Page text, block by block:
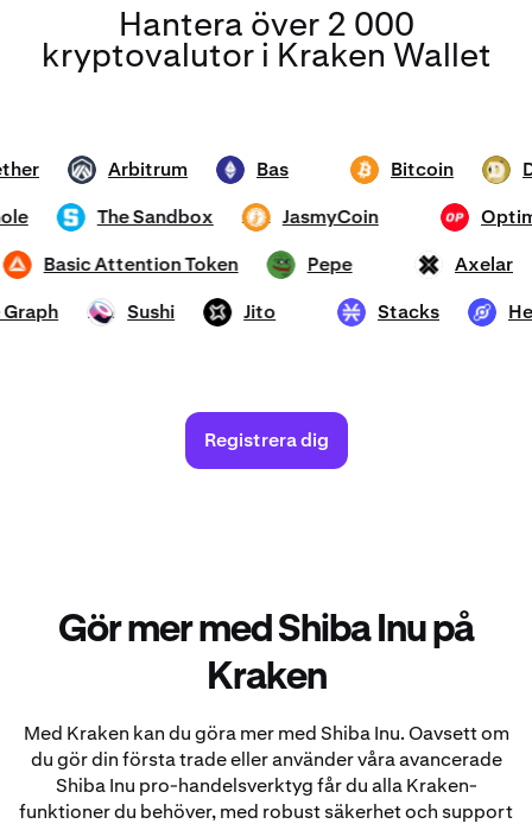
Hantera över 2 000
kryptovalutor i Kraken Wallet
BTC Bitcoin
Tether ARB Arbitrum ETH Bas
OP
SAND The Sandbox JASMY JasmyCoin
AXL
BAT Basic Attention Token PEPE Pepe
STX Stacks HNT
Graph SUSHI Sushi JTO Jito
Registrera dig
Gör mer med Shiba Inu på
Kraken
Med Kraken kan du göra mer med Shiba Inu. Oavsett om
du gör din första trade eller använder våra avancerade
Shiba Inu pro-handelsverktyg får du alla Kraken-
funktioner du behöver, med robust säkerhet och support